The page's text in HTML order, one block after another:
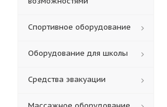
Спортивное оборудование
Оборудование для школы
Средства эвакуации